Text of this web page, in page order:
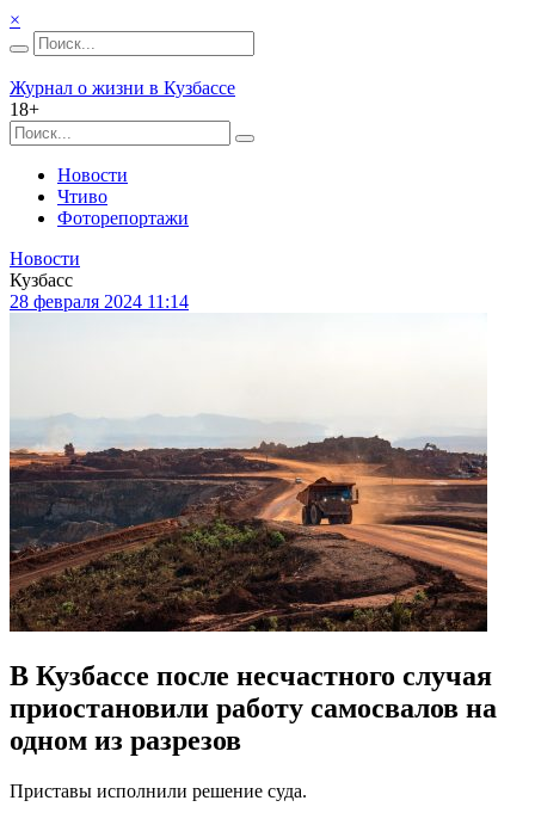
×
Журнал о жизни в Кузбассе
18+
Новости
Чтиво
Фоторепортажи
Новости
Кузбасс
28 февраля 2024 11:14
В Кузбассе после несчастного случая
приостановили работу самосвалов на
одном из разрезов
Приставы исполнили решение суда.